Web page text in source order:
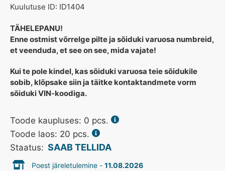
Kuulutuse ID: ID1404
TÄHELEPANU!
Enne ostmist võrrelge pilte ja sõiduki varuosa numbreid,
et veenduda, et see on see, mida vajate!
Kui te pole kindel, kas sõiduki varuosa teie sõidukile
sobib, klõpsake siin ja täitke kontaktandmete vorm
sõiduki VIN-koodiga.
Toode kaupluses: 0 pcs.
Toode laos: 20 pcs.
Staatus: SAAB TELLIDA
Poest järeletulemine - 11.08.2026